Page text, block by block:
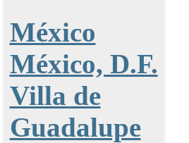
México
México, D.F.
Villa de
Guadalupe